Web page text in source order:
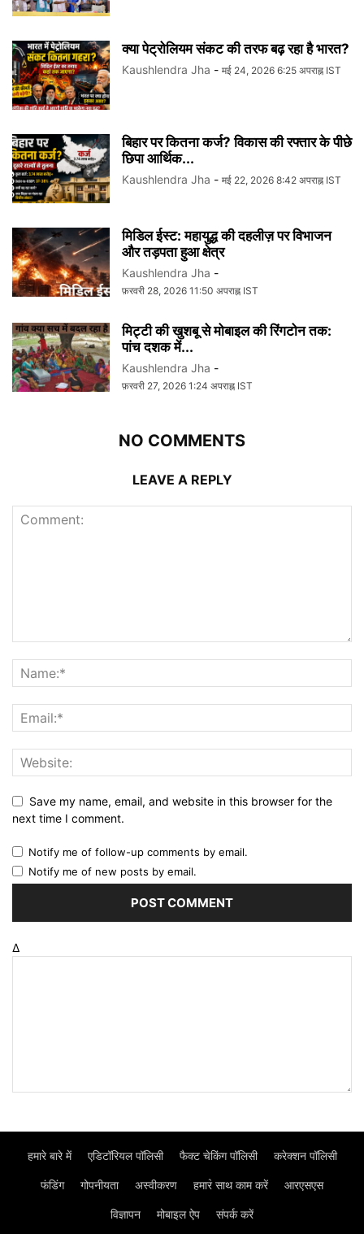
क्या पेट्रोलियम संकट की तरफ बढ़ रहा है भारत?
Kaushlendra Jha - मई 24, 2026 6:25 अपराह्न IST
बिहार पर कितना कर्ज? विकास की रफ्तार के पीछे
छिपा आर्थिक...
Kaushlendra Jha - मई 22, 2026 8:42 अपराह्न IST
मिडिल ईस्ट: महायुद्ध की दहलीज़ पर विभाजन
और तड़पता हुआ क्षेत्र
Kaushlendra Jha -
फ़रवरी 28, 2026 11:50 अपराह्न IST
मिट्टी की खुशबू से मोबाइल की रिंगटोन तक:
पांच दशक में...
Kaushlendra Jha -
फ़रवरी 27, 2026 1:24 अपराह्न IST
NO COMMENTS
LEAVE A REPLY
Save my name, email, and website in this browser for the
next time I comment.
Notify me of follow-up comments by email.
Notify me of new posts by email.
Δ
हमारे बारे में एडिटॉरियल पॉलिसी फैक्ट चेकिंग पॉलिसी करेक्शन पॉलिसी
फंडिंग गोपनीयता अस्वीकरण हमार॓ साथ काम करें आरएसएस
विज्ञापन मोबाइल ऐप संपर्क करें